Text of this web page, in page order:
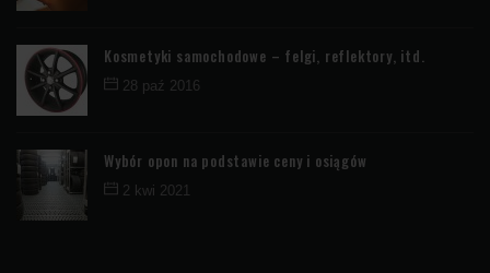
Kosmetyki samochodowe – felgi, reflektory, itd.
28 paź 2016
Wybór opon na podstawie ceny i osiągów
2 kwi 2021